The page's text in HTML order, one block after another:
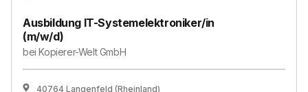
Ausbildung IT-Systemelektroniker/in
(m/w/d)
beiKopierer-Welt GmbH
40764 Langenfeld (Rheinland)